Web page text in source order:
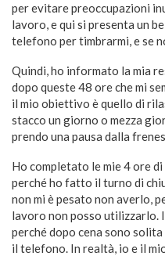
per evitare preoccupazioni
lavoro, e qui si presenta un
telefono per timbrarmi, e se
Quindi, ho informato la mia
dopo queste 48 ore che mi
il mio obiettivo è quello di
stacco un giorno o mezza
prendo una pausa dalla
Ho completato le mie 4 ore
perché ho fatto il turno di
non mi è pesato non averlo,
lavoro non posso utilizzarlo.
perché dopo cena sono
il telefono. In realtà, io e il